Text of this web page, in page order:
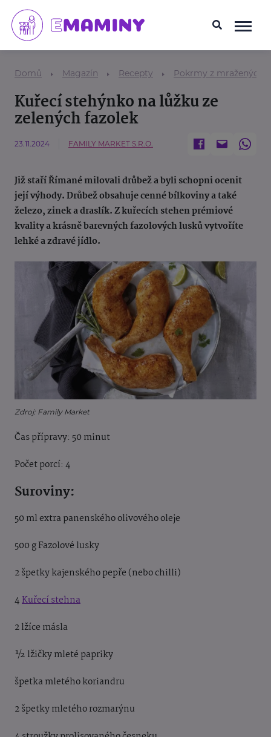
Domů Magazín Recepty Pokrmy z mražených
Kuřecí stehýnko na lůžku ze
zelených fazolek
23.11.2024 FAMILY MARKET S.R.O.
Již staří Římané milovali drůbež a byli schopni ocenit
její výhody. Drůbež obsahuje cenné bílkoviny a také
železo, zinek a draslík. Z kuřecích stehen prémiové
kvality a krásně barevných fazolových lusků vytvoříte
lehké a zdravé jídlo.
Zdroj: Family Market
Čas přípravy: 50 minut
Počet porcí: 4
Suroviny:
50 ml extra panenského olivového oleje
500 g Fazolové lusky
2 špetky kajenského pepře (nebo chilli)
4Kuřecí stehna
2 lžíce másla
½ lžičky mleté papriky
špetka mletého koriandru
2 špetky mletého rozmarýnu